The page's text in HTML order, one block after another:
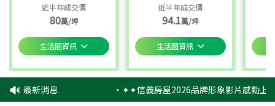
近半年成交價
80萬/坪
生活圈資訊
近半年成交價
94.1萬/坪
生活圈資訊
最新消息 ‧✦✦信義房屋2026品牌形象影片感動上